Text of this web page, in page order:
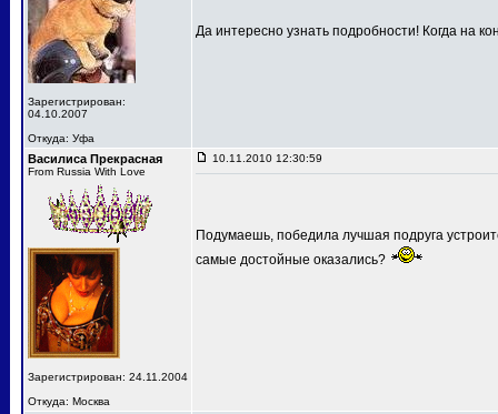
Зарегистрирован:
04.10.2007
Откуда: Уфа
Да интересно узнать подробности! Когда на
Василиса Прекрасная
From Russia With Love
Зарегистрирован: 24.11.2004
Откуда: Москва
10.11.2010 12:30:59
Подумаешь, победила лучшая подруга
самые достойные оказались?